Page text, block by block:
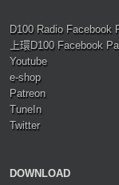
D100 Radio Facebook
上環D100 Facebook
Youtube
e-shop
Patreon
TuneIn
Twitter
DOWNLOAD